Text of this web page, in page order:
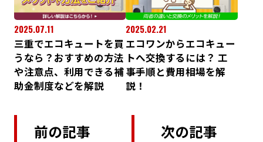
2025.07.11
三重でエコキュートを買
うなら？おすすめの方法
や注意点、利用できる補
助金制度などを解説
2025.02.21
エコワンからエコキュー
トへ交換するには？ 工
事手順と費用相場を解
説！
前の記事 次の記事